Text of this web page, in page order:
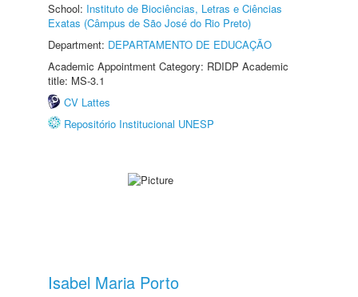
School: Instituto de Biociências, Letras e Ciências
Exatas (Câmpus de São José do Rio Preto)
Department: DEPARTAMENTO DE EDUCAÇÃO
Academic Appointment Category: RDIDP Academic
title: MS-3.1
CV Lattes
Repositório Institucional UNESP
Isabel Maria Porto